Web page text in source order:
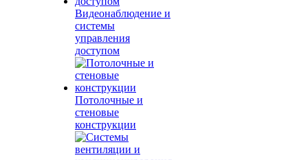
Видеонаблюдение и
системы
управления
доступом
Потолочные и
стеновые
конструкции